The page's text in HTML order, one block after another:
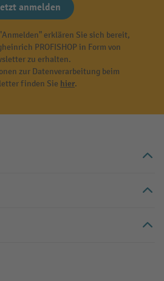
anmelden
erklären Sie sich bereit,
PROFISHOP in Form von
zu erhalten.
zur Datenverarbeitung beim
finden Sie hier.